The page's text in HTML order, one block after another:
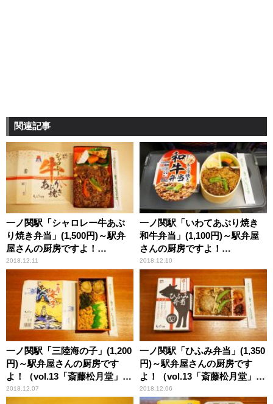
関連記事
一ノ関駅「シャロレー牛あぶ
り焼き弁当」(1,500円)～駅弁
屋さんの厨房ですよ！
（vol.13「斎藤松月堂」編(7)）
2018.12.11
一ノ関駅「いわてあぶり焼き
和牛弁当」(1,100円)～駅弁屋
さんの厨房ですよ！
（vol.13「斎藤松月堂編」(6)）
2018.12.10
一ノ関駅「三陸海の子」(1,200
円)～駅弁屋さんの厨房です
よ！（vol.13「斎藤松月堂」編
(5)）
2018.12.07
一ノ関駅「ひふみ弁当」(1,350
円)～駅弁屋さんの厨房です
よ！（vol.13「斎藤松月堂」編
(4)）
2018.12.06